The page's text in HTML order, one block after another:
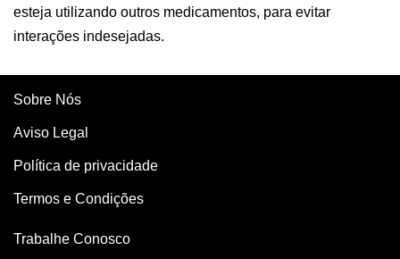
esteja utilizando outros medicamentos, para evitar
interações indesejadas.
Sobre Nós
Aviso Legal
Política de privacidade
Termos e Condições
Trabalhe Conosco